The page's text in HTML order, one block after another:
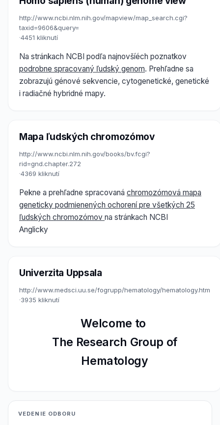
http://www.ncbi.nlm.nih.gov/mapview/map_search.cgi?
taxid=9606&query=
·4451 kliknutí
Na stránkach NCBI podľa najnovšíéch poznatkov
podrobne spracovaný ľudský genom. Prehľadne sa
zobrazujú génové sekvencie, cytogenetické, genetické
i radiačné hybridné mapy.
Mapa ľudských chromozómov
http://www.ncbi.nlm.nih.gov/books/bv.fcgi?
rid=gnd.chapter.272
·4369 kliknutí
Pekne a prehľadne spracovaná chromozómová mapa
geneticky podmienených ochorení pre všetkých 25
ľudských chromozómov na stránkach NCBI
Anglicky
Univerzita Uppsala
http://www.medsci.uu.se/fogrupp/hematology/hematology.htm
·3935 kliknutí
Welcome to
The Research Group of
Hematology
VEDENIE ODBORU